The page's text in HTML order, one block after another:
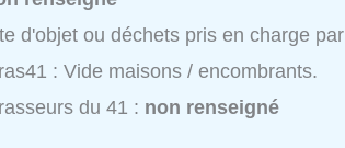
d'objet ou déchets pris en charge par
: Vide maisons / encombrants.
du 41 : non renseigné